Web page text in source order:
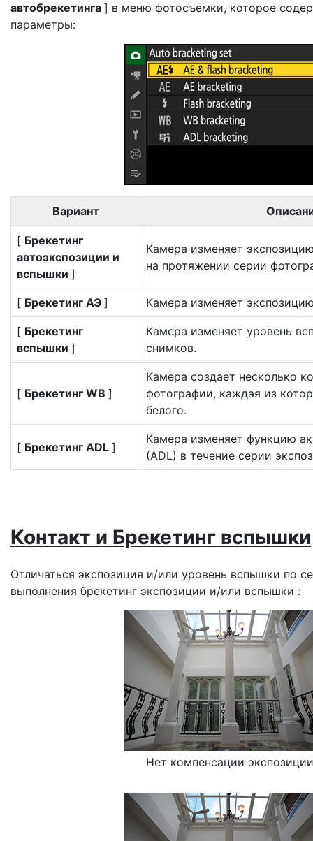
автобрекетинга ] в меню фотосъемки, которое
параметры:
Вариант
[ Брекетинг
автоэкспозиции и
вспышки ]
Камера изменяет
на протяжении серии
[ Брекетинг АЭ ] Камера изменяет
[ Брекетинг
вспышки ]
Камера изменяет уровень
снимков.
[ Брекетинг WB ]
Камера создает несколько
фотографии, каждая из
белого.
[ Брекетинг ADL ]
Камера изменяет функцию
(ADL) в течение серии
Контакт и Брекетинг вспышки
Отличаться экспозиция и/или уровень вспышки по
выполнения брекетинг экспозиции и/или вспышки :
Нет компенсации экспозиции